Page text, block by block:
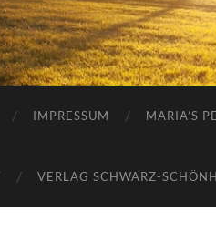
IMPRESSUM MARIA’S
VERLAG SCHWARZ-